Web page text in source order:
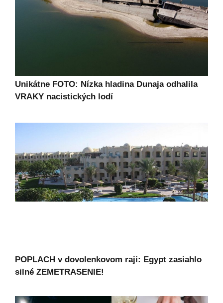
Unikátne FOTO: Nízka hladina Dunaja odhalila
VRAKY nacistických lodí
POPLACH v dovolenkovom raji: Egypt zasiahlo
silné ZEMETRASENIE!